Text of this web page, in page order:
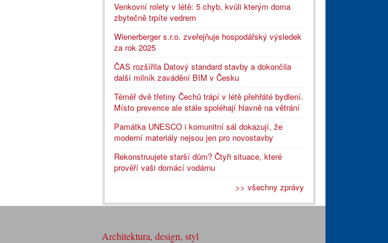
Venkovní rolety v létě: 5 chyb, kvůli kterým doma
zbytečně trpíte vedrem
Wienerberger s.r.o. zveřejňuje hospodářský výsledek
za rok 2025
ČAS rozšířila Datový standard stavby a dokončila
další milník zavádění BIM v Česku
Téměř dvě třetiny Čechů trápí v létě přehřáté bydlení.
Místo prevence ale stále spoléhají hlavně na větrání
Památka UNESCO i komunitní sál dokazují, že
moderní materiály nejsou jen pro novostavby
Rekonstruujete starší dům? Čtyři situace, které
prověří vaši domácí vodárnu
>> všechny zprávy
Architektura, design, styl